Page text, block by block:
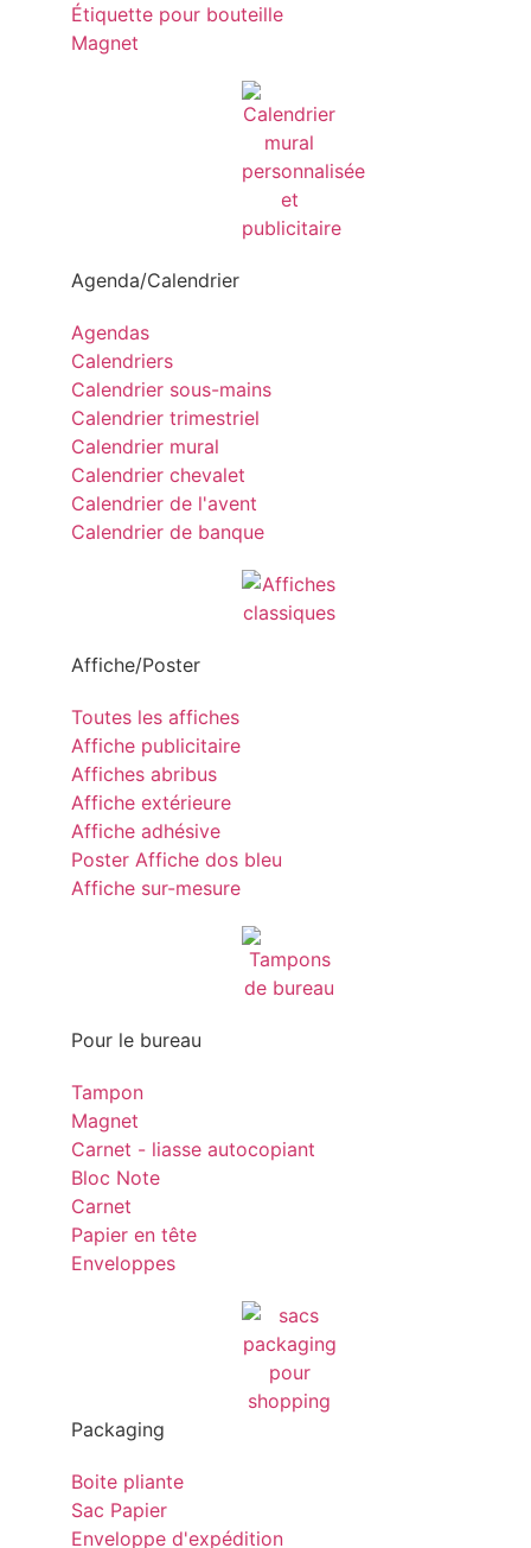
Étiquette pour bouteille
Magnet
Agenda/Calendrier
Agendas
Calendriers
Calendrier sous-mains
Calendrier trimestriel
Calendrier mural
Calendrier chevalet
Calendrier de l'avent
Calendrier de banque
Affiche/Poster
Toutes les affiches
Affiche publicitaire
Affiches abribus
Affiche extérieure
Affiche adhésive
Poster Affiche dos bleu
Affiche sur-mesure
Pour le bureau
Tampon
Magnet
Carnet - liasse autocopiant
Bloc Note
Carnet
Papier en tête
Enveloppes
Packaging
Boite pliante
Sac Papier
Enveloppe d'expédition